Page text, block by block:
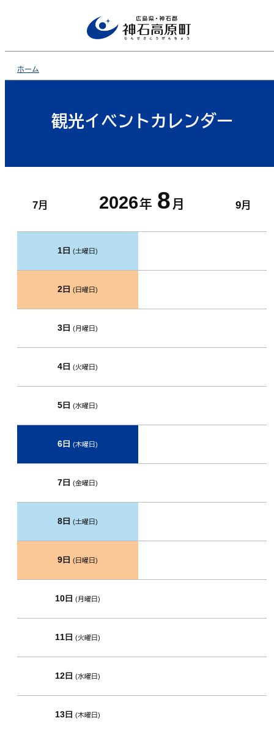
ホーム
観光イベントカレンダー
7月 2026年 8 月 9月
1日 (土曜日)
2日 (日曜日)
3日 (月曜日)
4日 (火曜日)
5日 (水曜日)
6日 (木曜日)
7日 (金曜日)
8日 (土曜日)
9日 (日曜日)
10日 (月曜日)
11日 (火曜日)
12日 (水曜日)
13日 (木曜日)